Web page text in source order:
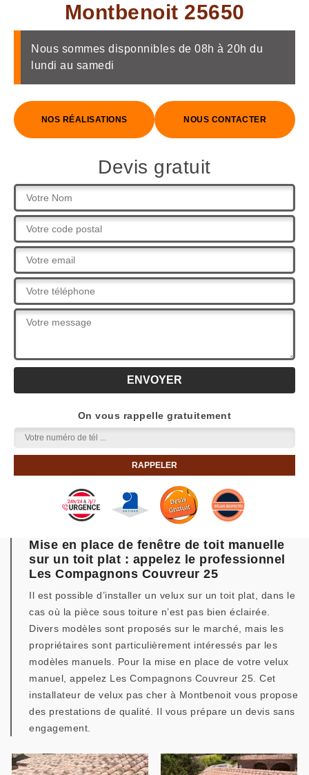
Montbenoit 25650
Nous sommes disponnibles de 08h à 20h du
lundi au samedi
NOS RÉALISATIONS NOUS CONTACTER
Devis gratuit
On vous rappelle gratuitement
Mise en place de fenêtre de toit manuelle
sur un toit plat : appelez le professionnel
Les Compagnons Couvreur 25
Il est possible d’installer un velux sur un toit plat, dans le
cas où la pièce sous toiture n’est pas bien éclairée.
Divers modèles sont proposés sur le marché, mais les
propriétaires sont particulièrement intéressés par les
modèles manuels. Pour la mise en place de votre velux
manuel, appelez Les Compagnons Couvreur 25. Cet
installateur de velux pas cher à Montbenoit vous propose
des prestations de qualité. Il vous prépare un devis sans
engagement.